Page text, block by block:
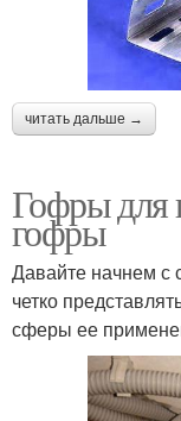
читать дальше →
Гофры для
гофры
Давайте начнем с
четко
сферы ее